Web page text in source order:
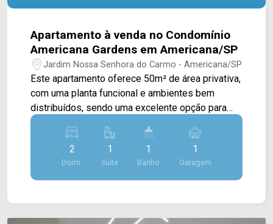
Apartamento à venda no Condomínio
Americana Gardens em Americana/SP
Jardim Nossa Senhora do Carmo - Americana/SP
Este apartamento oferece 50m² de área privativa,
com uma planta funcional e ambientes bem
distribuídos, sendo uma excelente opção para
quem busca praticidade no dia a dia ou deseja
adquirir o primeiro imóvel. A área social foi
projetada para proporcionar conforto e bom
aproveitamento dos espaços, enquanto a
posição de sol da tarde favorece a iluminação
2
Dorm.
1
Suite
1
Banho
1
Garagem